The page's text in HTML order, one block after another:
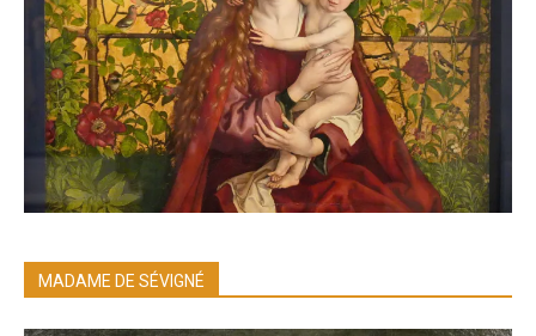
MADAME DE SÉVIGNÉ